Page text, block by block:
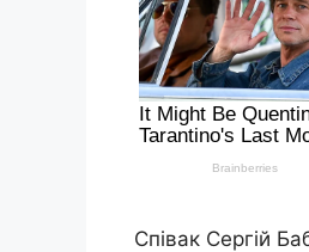
Співак Сергій